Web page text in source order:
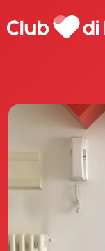
Scopri Club
Le
La
Annunci